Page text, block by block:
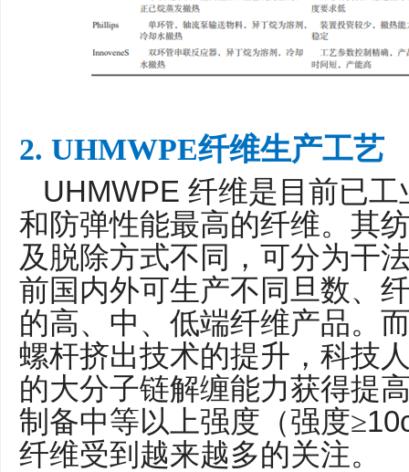
2. UHMWPE纤维生产工艺
UHMWPE 纤维是目前已
和防弹性能最高的纤维。其
及脱除方式不同，可分为干
前国内外可生产不同旦数、
的高、中、低端纤维产品。
螺杆挤出技术的提升，科技
的大分子链解缠能力获得提
制备中等以上强度（强度≥
纤维受到越来越多的关注。